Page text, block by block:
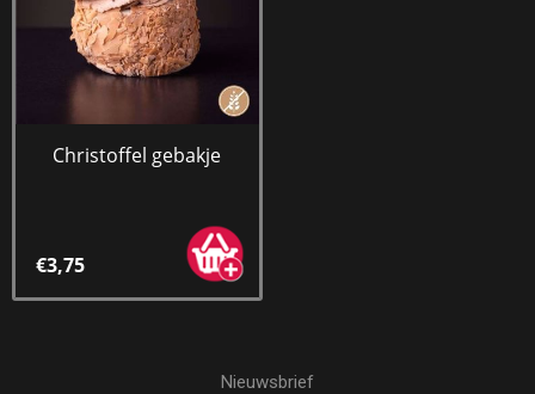
Christoffel gebakje
€3,75
Nieuwsbrief